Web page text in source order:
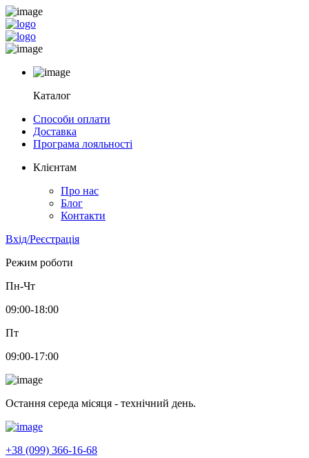
Каталог
Способи оплати
Доставка
Програма лояльності
Клієнтам
Про нас
Блог
Контакти
Вхід/Реєстрація
Режим роботи
Пн-Чт
09:00-18:00
Пт
09:00-17:00
Остання середа місяця - технічний день.
+38 (099) 366-16-68